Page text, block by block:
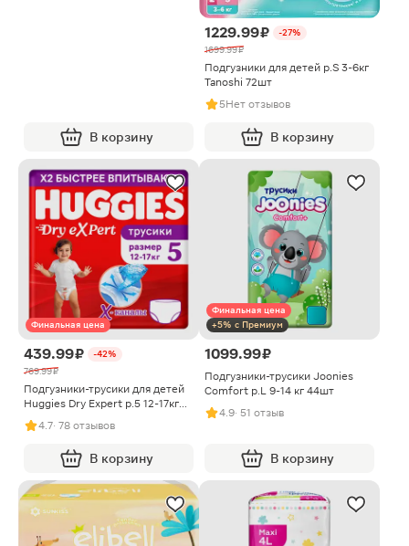
В корзину
1229.99 ₽
-27%
1699.99 ₽
Подгузники для детей р.S 3-6кг
Tanoshi 72шт
5Нет отзывов
В корзину
Финальная цена
439.99 ₽
-42%
769.99 ₽
Подгузники-трусики для детей
Huggies Dry Expert р.5 12-17кг
15шт
4.7· 78 отзывов
В корзину
Финальная цена
+5% с Премиум
1099.99 ₽
Подгузники-трусики Joonies
Comfort р.L 9-14 кг 44шт
4.9· 51 отзыв
В корзину